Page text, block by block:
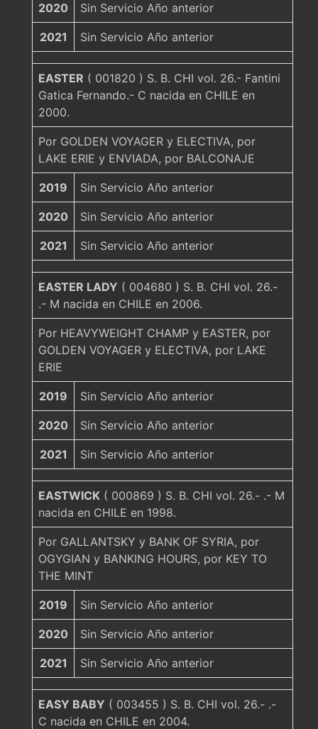
2020 Sin Servicio Año anterior
2021 Sin Servicio Año anterior
EASTER ( 001820 ) S. B. CHI vol. 26.- Fantini
Gatica Fernando.- C nacida en CHILE en
2000.
Por GOLDEN VOYAGER y ELECTIVA, por
LAKE ERIE y ENVIADA, por BALCONAJE
2019 Sin Servicio Año anterior
2020 Sin Servicio Año anterior
2021 Sin Servicio Año anterior
EASTER LADY ( 004680 ) S. B. CHI vol. 26.-
.- M nacida en CHILE en 2006.
Por HEAVYWEIGHT CHAMP y EASTER, por
GOLDEN VOYAGER y ELECTIVA, por LAKE
ERIE
2019 Sin Servicio Año anterior
2020 Sin Servicio Año anterior
2021 Sin Servicio Año anterior
EASTWICK ( 000869 ) S. B. CHI vol. 26.- .- M
nacida en CHILE en 1998.
Por GALLANTSKY y BANK OF SYRIA, por
OGYGIAN y BANKING HOURS, por KEY TO
THE MINT
2019 Sin Servicio Año anterior
2020 Sin Servicio Año anterior
2021 Sin Servicio Año anterior
EASY BABY ( 003455 ) S. B. CHI vol. 26.- .-
C nacida en CHILE en 2004.